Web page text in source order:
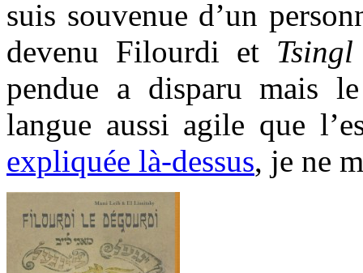
suis souvenue d’un
devenu Filourdi et
pendue a disparu mais
langue aussi agile que
expliquée là-dessus, je ne